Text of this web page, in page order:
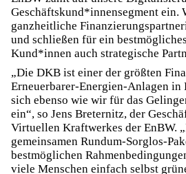
Geschäftskund*innensegment ein.
ganzheitliche
und schließen für ein
Kund*innen auch strategische
„Die DKB ist einer der größten
Erneuerbarer-Energien-Anlagen in
sich ebenso wie wir für das
ein“, so Jens Breternitz, der
Virtuellen Kraftwerkes der EnBW.
gemeinsamen Rundum-Sorglos-
bestmöglichen
viele Menschen einfach selbst